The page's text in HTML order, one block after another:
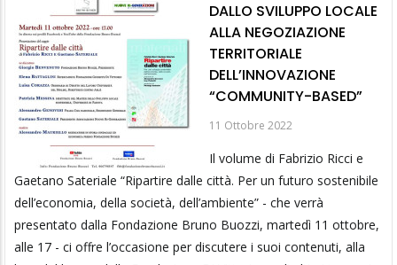
DALLO SVILUPPO LOCALE
ALLA NEGOZIAZIONE
TERRITORIALE
DELL’INNOVAZIONE
“COMMUNITY-BASED”
11 Ottobre 2022
Il volume di Fabrizio Ricci e
Gaetano Sateriale “Ripartire dalle città. Per un futuro sostenibile
dell’economia, della società, dell’ambiente” - che verrà
presentato dalla Fondazione Bruno Buozzi, martedì 11 ottobre,
alle 17 - ci offre l’occasione per discutere i suoi contenuti, alla